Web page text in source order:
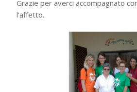
Grazie per averci accompagnato
l’affetto.